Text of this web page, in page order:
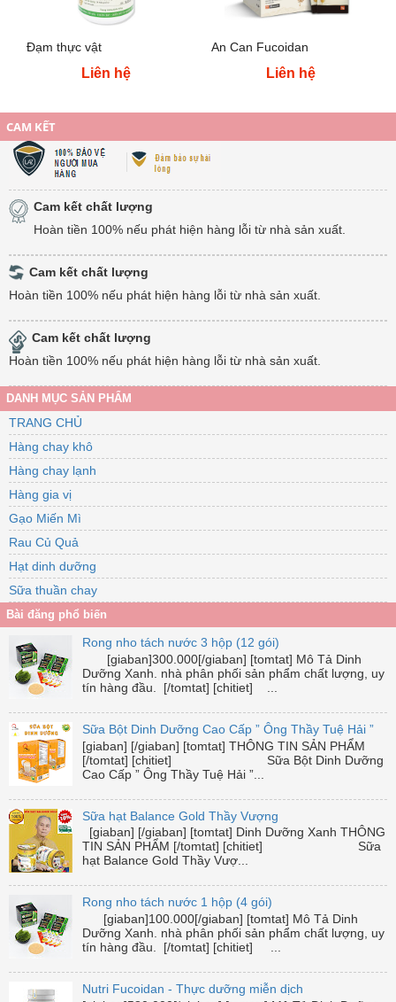
Đạm thực vật
Liên hệ
An Can Fucoidan
Liên hệ
CAM KẾT
Cam kết chất lượng
Hoàn tiền 100% nếu phát hiện hàng lỗi từ nhà sản xuất.
Cam kết chất lượng
Hoàn tiền 100% nếu phát hiện hàng lỗi từ nhà sản xuất.
Cam kết chất lượng
Hoàn tiền 100% nếu phát hiện hàng lỗi từ nhà sản xuất.
DANH MỤC SẢN PHẨM
TRANG CHỦ
Hàng chay khô
Hàng chay lạnh
Hàng gia vị
Gạo Miến Mì
Rau Củ Quả
Hạt dinh dưỡng
Sữa thuần chay
Bài đăng phổ biến
Rong nho tách nước 3 hộp (12 gói)
[giaban]300.000[/giaban] [tomtat] Mô Tả Dinh
Dưỡng Xanh. nhà phân phối sản phẩm chất lượng, uy
tín hàng đầu. [/tomtat] [chitiet] ...
Sữa Bột Dinh Dưỡng Cao Cấp ” Ông Thầy Tuệ Hải ”
[giaban] [/giaban] [tomtat] THÔNG TIN SẢN PHẨM
[/tomtat] [chitiet] Sữa Bột Dinh Dưỡng
Cao Cấp ” Ông Thầy Tuệ Hải ”...
Sữa hạt Balance Gold Thầy Vượng
[giaban] [/giaban] [tomtat] Dinh Dưỡng Xanh THÔNG
TIN SẢN PHẨM [/tomtat] [chitiet] Sữa
hạt Balance Gold Thầy Vượ...
Rong nho tách nước 1 hộp (4 gói)
[giaban]100.000[/giaban] [tomtat] Mô Tả Dinh
Dưỡng Xanh. nhà phân phối sản phẩm chất lượng, uy
tín hàng đầu. [/tomtat] [chitiet] ...
Nutri Fucoidan - Thực dưỡng miễn dịch